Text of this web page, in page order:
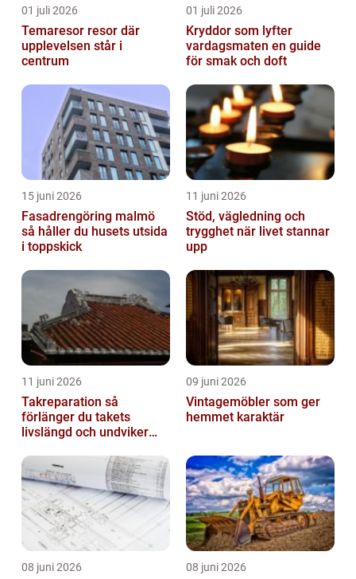
01 juli 2026
Temaresor resor där
upplevelsen står i
centrum
01 juli 2026
Kryddor som lyfter
vardagsmaten en guide
för smak och doft
15 juni 2026
Fasadrengöring malmö
så håller du husets utsida
i toppskick
11 juni 2026
Stöd, vägledning och
trygghet när livet stannar
upp
11 juni 2026
Takreparation så
förlänger du takets
livslängd och undviker
09 juni 2026
Vintagemöbler som ger
hemmet karaktär
08 juni 2026 08 juni 2026